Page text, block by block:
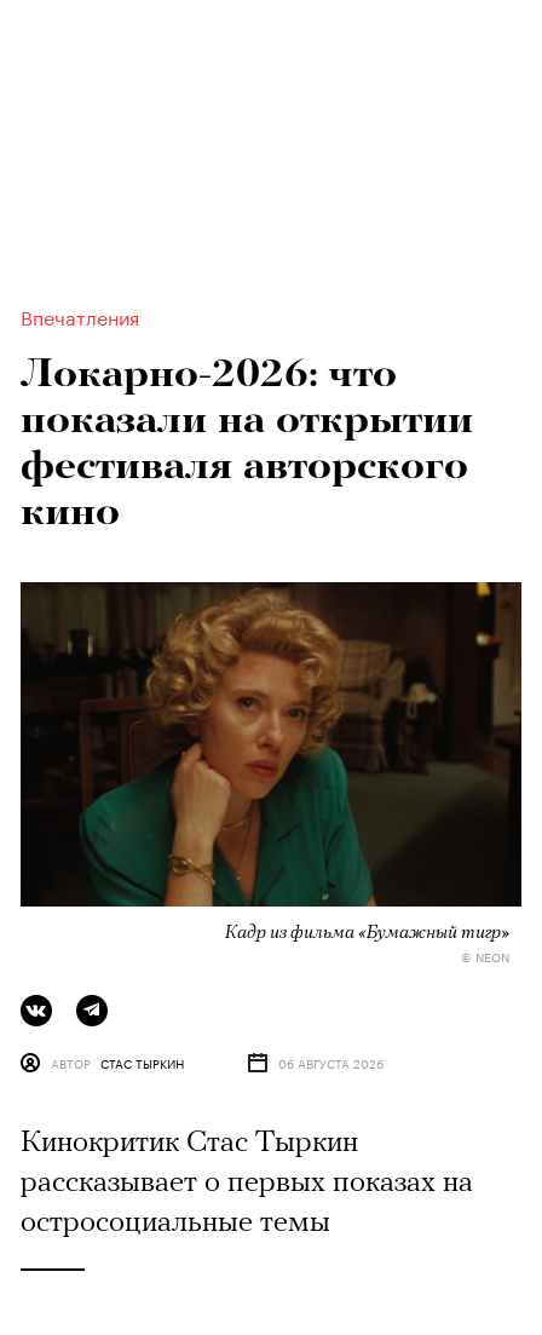
Впечатления
Локарно-2026: что
показали на открытии
фестиваля авторского
кино
Кадр из фильма «Бумажный тигр»
© NEON
АВТОР СТАС ТЫРКИН 06 АВГУСТА 2026
Кинокритик Стас Тыркин
рассказывает о первых показах на
остросоциальные темы